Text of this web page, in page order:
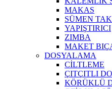
MAKAS
SÜMEN
YAPIŞTIRICI
ZIMBA
MAKET
DOSYALAMA
CİLTLEME
ÇITÇITLI
KÖRÜKLÜ